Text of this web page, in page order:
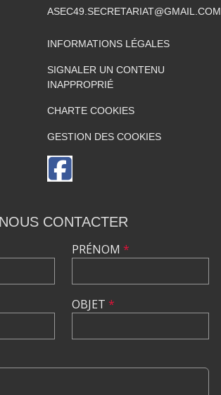
ASEC49.SECRETARIAT@GMAIL.COM
INFORMATIONS LÉGALES
SIGNALER UN CONTENU
INAPPROPRIÉ
CHARTE COOKIES
GESTION DES COOKIES
NOUS CONTACTER
PRÉNOM *
OBJET *